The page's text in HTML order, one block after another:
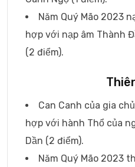
Năm Quý Mão 2023
hợp với nạp âm Thành
(2 điểm).
Can Canh của gia
hợp với hành Thổ của
Dần (2 điểm).
Năm Quý Mão 2023